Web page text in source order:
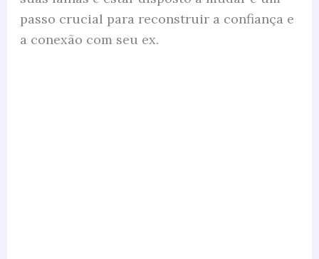
passo crucial para reconstruir a confiança e
a conexão com seu ex.